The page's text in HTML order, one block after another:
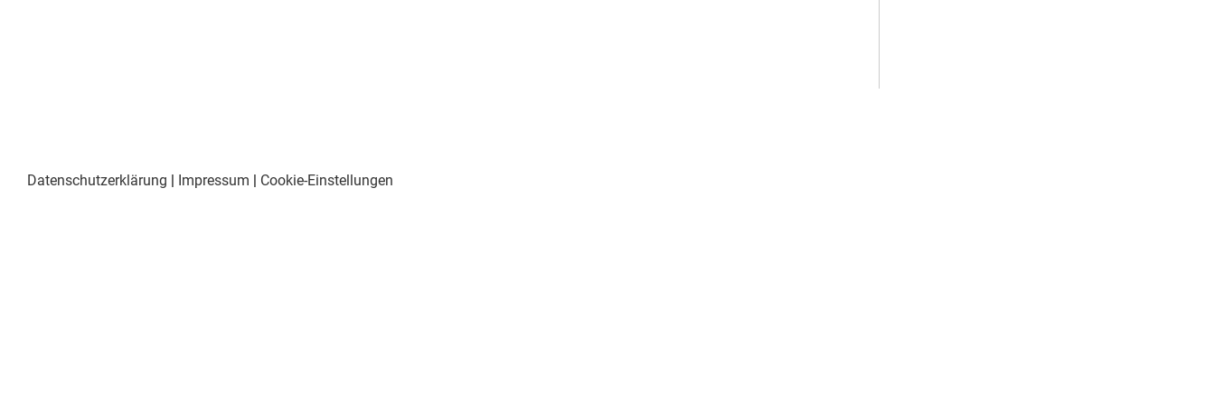
Datenschutzerklärung | Impressum | Cookie-Einstellungen